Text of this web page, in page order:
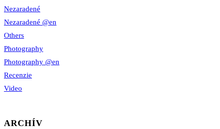
Nezaradené
Nezaradené @en
Others
Photography
Photography @en
Recenzie
Video
ARCHÍV